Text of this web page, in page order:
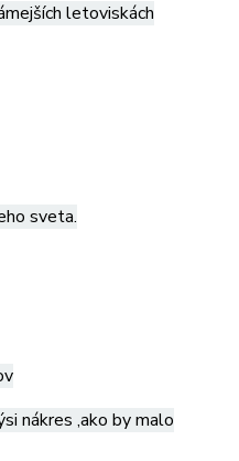
letoviskách
sveta.
nákres ,ako by malo